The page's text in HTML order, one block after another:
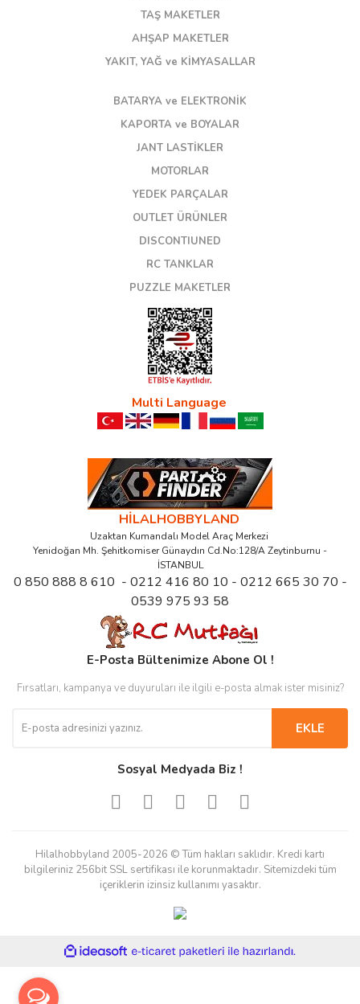
TAŞ MAKETLER
AHŞAP MAKETLER
YAKIT, YAĞ ve KİMYASALLAR
BATARYA ve ELEKTRONİK
KAPORTA ve BOYALAR
JANT LASTİKLER
MOTORLAR
YEDEK PARÇALAR
OUTLET ÜRÜNLER
DISCONTIUNED
RC TANKLAR
PUZZLE MAKETLER
Multi Language
HİLALHOBBYLAND
Uzaktan Kumandalı Model Araç Merkezi
Yenidoğan Mh. Şehitkomiser Günaydın Cd.No:128/A Zeytinburnu -
İSTANBUL
0 850 888 8 610 - 0212 416 80 10 - 0212 665 30 70 -
0539 975 93 58
E-Posta Bültenimize Abone Ol !
Fırsatları, kampanya ve duyuruları ile ilgili e-posta almak ister misiniz?
EKLE
Sosyal Medyada Biz !
Hilalhobbyland 2005-2026 © Tüm hakları saklıdır. Kredi kartı
bilgileriniz 256bit SSL sertifikası ile korunmaktadır. Sitemizdeki tüm
içeriklerin izinsiz kullanımı yasaktır.
ideasoft
e-